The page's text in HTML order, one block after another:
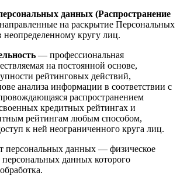
данных (Распространение
на раскрытие Персональных
неопределенному кругу лиц.
— профессиональная
на постоянной основе,
рейтинговых действий,
анализа информации в соответствии с
распространением
кредитных рейтингах и
рейтингам любым способом,
к ней неограниченного круга лиц.
персональных данных — физическое
данных которого